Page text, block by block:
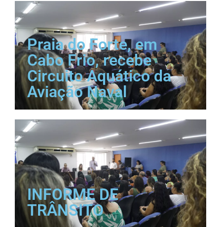
Praia do Forte, em
Cabo Frio, recebe
Circuito Aquático da
Aviação Naval
INFORME DE
TRÂNSITO